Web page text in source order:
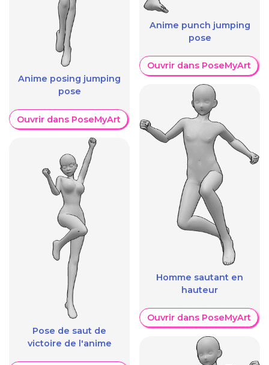
Anime posing jumping
pose
Ouvrir dans PoseMyArt
Pose de saut de
victoire de l'anime
Anime punch jumping
pose
Ouvrir dans PoseMyArt
Homme sautant en
hauteur
Ouvrir dans PoseMyArt